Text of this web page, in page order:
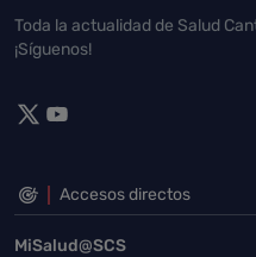
Toda la actualidad de Salud
¡Síguenos!
Accesos directos
MiSalud@SCS